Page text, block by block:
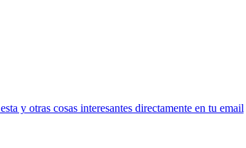
y otras cosas interesantes directamente en tu email